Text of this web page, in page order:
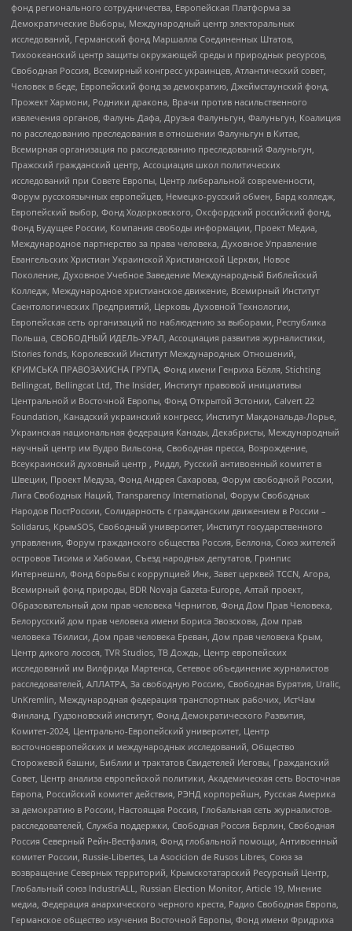
фонд регионального сотрудничества, Европейская Платформа за
Демократические Выборы, Международный центр электоральных
исследований, Германский фонд Маршалла Соединенных Штатов,
Тихоокеанский центр защиты окружающей среды и природных ресурсов,
Свободная Россия, Всемирный конгресс украинцев, Атлантический совет,
Человек в беде, Европейский фонд за демократию, Джеймстаунский фонд,
Прожект Хармони, Родники дракона, Врачи против насильственного
извлечения органов, Фалунь Дафа, Друзья Фалуньгун, Фалуньгун, Коалиция
по расследованию преследования в отношении Фалуньгун в Китае,
Всемирная организация по расследованию преследований Фалуньгун,
Пражский гражданский центр, Ассоциация школ политических
исследований при Совете Европы, Центр либеральной современности,
Форум русскоязычных европейцев, Немецко-русский обмен, Бард колледж,
Европейский выбор, Фонд Ходорковского, Оксфордский российский фонд,
Фонд Будущее России, Компания свободы информации, Проект Медиа,
Международное партнерство за права человека, Духовное Управление
Евангельских Христиан Украинской Христианской Церкви, Новое
Поколение, Духовное Учебное Заведение Международный Библейский
Колледж, Международное христианское движение, Всемирный Институт
Саентологических Предприятий, Церковь Духовной Технологии,
Европейская сеть организаций по наблюдению за выборами, Республика
Польша, СВОБОДНЫЙ ИДЕЛЬ-УРАЛ, Ассоциация развития журналистики,
IStories fonds, Королевский Институт Международных Отношений,
КРИМСЬКА ПРАВОЗАХИСНА ГРУПА, Фонд имени Генриха Бёлля, Stichting
Bellingcat, Bellingcat Ltd, The Insider, Институт правовой инициативы
Центральной и Восточной Европы, Фонд Открытой Эстонии, Calvert 22
Foundation, Канадский украинский конгресс, Институт Макдональда-Лорье,
Украинская национальная федерация Канады, Декабристы, Международный
научный центр им Вудро Вильсона, Свободная пресса, Возрождение,
Всеукраинский духовный центр , Риддл, Русский антивоенный комитет в
Швеции, Проект Медуза, Фонд Андрея Сахарова, Форум свободной России,
Лига Свободных Наций, Transparеncy International, Форум Свободных
Народов ПостРоссии, Солидарность с гражданским движением в России –
Solidarus, КрымSOS, Свободный университет, Институт государственного
управления, Форум гражданского общества Россия, Беллона, Союз жителей
островов Тисима и Хабомаи, Съезд народных депутатов, Гринпис
Интернешнл, Фонд борьбы с коррупцией Инк, Завет церквей TCCN, Агора,
Всемирный фонд природы, BDR Novaja Gazeta-Europe, Алтай проект,
Образовательный дом прав человека Чернигов, Фонд Дом Прав Человека,
Белорусский дом прав человека имени Бориса Звозскова, Дом прав
человека Тбилиси, Дом прав человека Ереван, Дом прав человека Крым,
Центр дикого лосося, TVR Studios, ТВ Дождь, Центр европейских
исследований им Вилфрида Мартенса, Сетевое объединение журналистов
расследователей, АЛЛАТРА, За свободную Россию, Свободная Бурятия, Uralic,
UnKremlin, Международная федерация транспортных рабочих, ИстЧам
Финланд, Гудзоновский институт, Фонд Демократического Развития,
Комитет-2024, Центрально-Европейский университет, Центр
восточноевропейских и международных исследований, Общество
Сторожевой башни, Библии и трактатов Свидетелей Иеговы, Гражданский
Совет, Центр анализа европейской политики, Академическая сеть Восточная
Европа, Российский комитет действия, РЭНД корпорейшн, Русская Америка
за демократию в России, Настоящая Россия, Глобальная сеть журналистов-
расследователей, Служба поддержки, Свободная Россия Берлин, Свободная
Россия Северный Рейн-Вестфалия, Фонд глобальной помощи, Антивоенный
комитет России, Russie-Libertes, La Asocicion de Rusos Libres, Союз за
возвращение Северных территорий, Крымскотатарский Ресурсный Центр,
Глобальный союз IndustriALL, Russian Election Monitor, Article 19, Мнение
медиа, Федерация анархического черного креста, Радио Свободная Европа,
Германское общество изучения Восточной Европы, Фонд имени Фридриха